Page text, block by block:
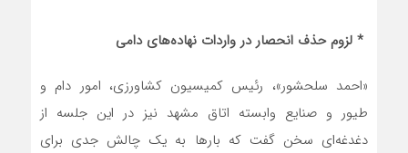
* لزوم حذف انحصار در واردات نهاده‌های دامی
«احمد سلحشور»، رئیس کمیسیون کشاورزی، امور دام و
طیور و صنایع وابسته اتاق مشهد نیز در این جلسه از
دغدغه‌ای سخن گفت که بارها به یک چالش جدی برای